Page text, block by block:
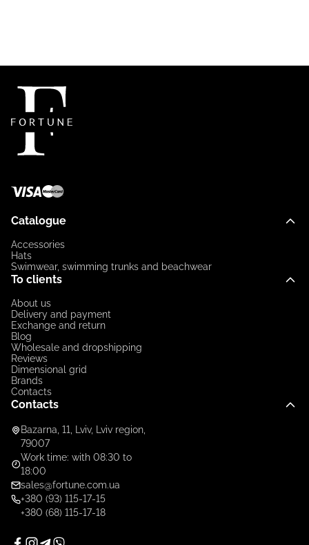
Catalogue
Accessories
Hats
Swimwear, swimming trunks and beachwear
To clients
About us
Delivery and payment
Exchange and return
Blog
Wholesale and dropshipping
Reviews
Dimensional grid
Brands
Contacts
Contacts
Bazarna, 11, Lviv, Lviv region,
79007
Work time: with 08:30 to
18:00
sales@fortune.com.ua
+380 (93) 115-17-15
+380 (68) 115-17-18